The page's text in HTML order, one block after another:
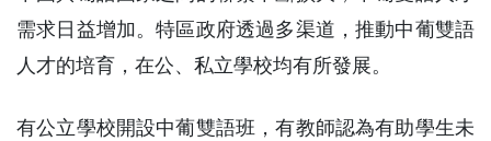
需求日益增加。特區政府透過多渠道，推動中葡雙語
人才的培育，在公、私立學校均有所發展。
有公立學校開設中葡雙語班，有教師認為有助學生未